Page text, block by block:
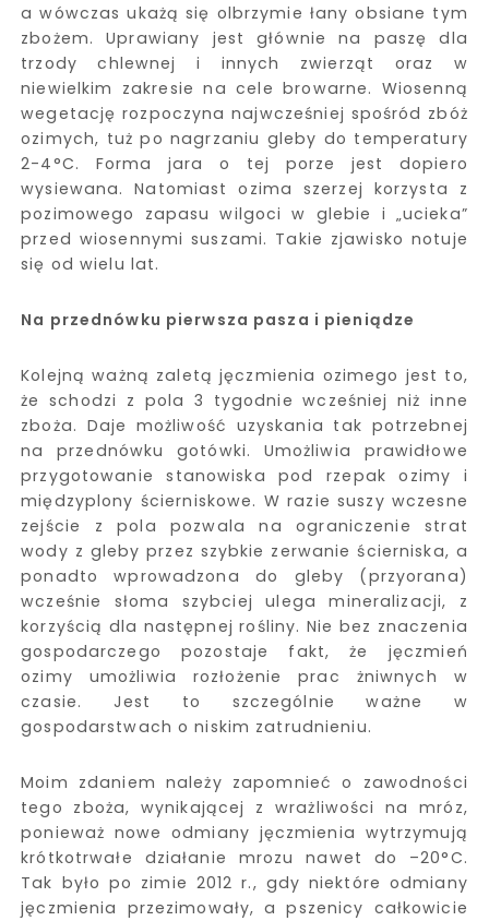
a wówczas ukażą się olbrzymie łany obsiane tym
zbożem. Uprawiany jest głównie na paszę dla
trzody chlewnej i innych zwierząt oraz w
niewielkim zakresie na cele browarne. Wiosenną
wegetację rozpoczyna najwcześniej spośród zbóż
ozimych, tuż po nagrzaniu gleby do temperatury
2-4°C. Forma jara o tej porze jest dopiero
wysiewana. Natomiast ozima szerzej korzysta z
pozimowego zapasu wilgoci w glebie i „ucieka”
przed wiosennymi suszami. Takie zjawisko notuje
się od wielu lat.
Na przednówku pierwsza pasza i pieniądze
Kolejną ważną zaletą jęczmienia ozimego jest to,
że schodzi z pola 3 tygodnie wcześniej niż inne
zboża. Daje możliwość uzyskania tak potrzebnej
na przednówku gotówki. Umożliwia prawidłowe
przygotowanie stanowiska pod rzepak ozimy i
międzyplony ścierniskowe. W razie suszy wczesne
zejście z pola pozwala na ograniczenie strat
wody z gleby przez szybkie zerwanie ścierniska, a
ponadto wprowadzona do gleby (przyorana)
wcześnie słoma szybciej ulega mineralizacji, z
korzyścią dla następnej rośliny. Nie bez znaczenia
gospodarczego pozostaje fakt, że jęczmień
ozimy umożliwia rozłożenie prac żniwnych w
czasie. Jest to szczególnie ważne w
gospodarstwach o niskim zatrudnieniu.
Moim zdaniem należy zapomnieć o zawodności
tego zboża, wynikającej z wrażliwości na mróz,
ponieważ nowe odmiany jęczmienia wytrzymują
krótkotrwałe działanie mrozu nawet do –20°C.
Tak było po zimie 2012 r., gdy niektóre odmiany
jęczmienia przezimowały, a pszenicy całkowicie